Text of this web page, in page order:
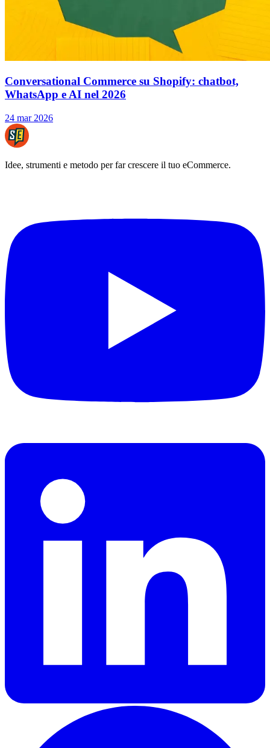
Conversational Commerce su Shopify: chatbot,
WhatsApp e AI nel 2026
24 mar 2026
Idee, strumenti e metodo per far crescere il tuo eCommerce.